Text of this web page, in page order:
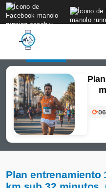
to
content
⟳
Plan entrenamiento